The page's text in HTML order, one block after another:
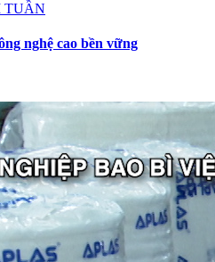
TUẦN
nghệ cao bền vững